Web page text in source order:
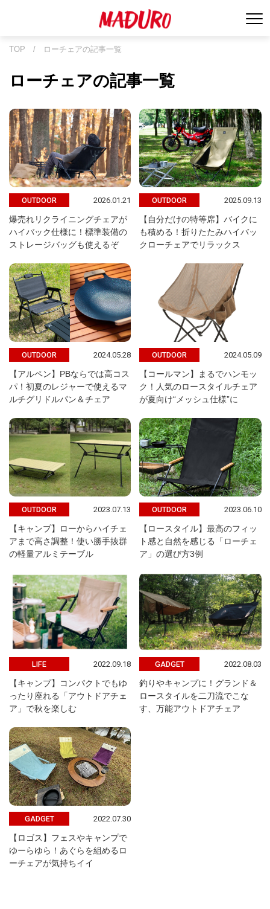
TOP / ローチェアの記事一覧
ローチェアの記事一覧
OUTDOOR 2026.01.21
爆売れリクライニングチェアが
ハイバック仕様に！標準装備の
ストレージバッグも使えるぞ
OUTDOOR 2025.09.13
【自分だけの特等席】バイクに
も積める！折りたたみハイバッ
クローチェアでリラックス
OUTDOOR 2024.05.28
【アルペン】PBならでは高コス
パ！初夏のレジャーで使えるマ
ルチグリドルパン＆チェア
OUTDOOR 2024.05.09
【コールマン】まるでハンモッ
ク！人気のロースタイルチェア
が夏向け“メッシュ仕様”に
OUTDOOR 2023.07.13
【キャンプ】ローからハイチェ
アまで高さ調整！使い勝手抜群
の軽量アルミテーブル
OUTDOOR 2023.06.10
【ロースタイル】最高のフィッ
ト感と自然を感じる「ローチェ
ア」の選び方3例
LIFE 2022.09.18
【キャンプ】コンパクトでもゆ
ったり座れる「アウトドアチェ
ア」で秋を楽しむ
GADGET 2022.08.03
釣りやキャンプに！グランド＆
ロースタイルを二刀流でこな
す、万能アウトドアチェア
GADGET 2022.07.30
【ロゴス】フェスやキャンプで
ゆーらゆら！あぐらを組めるロ
ーチェアが気持ちイイ